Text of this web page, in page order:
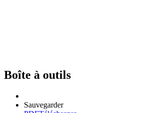
Boîte à outils
Sauvegarder